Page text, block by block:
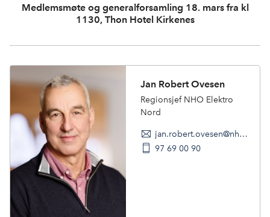
Medlemsmøte og generalforsamling 18. mars fra kl
1130, Thon Hotel Kirkenes
Jan Robert Ovesen
Regionsjef NHO Elektro
Nord
jan.robert.ovesen@nho.no
97 69 00 90